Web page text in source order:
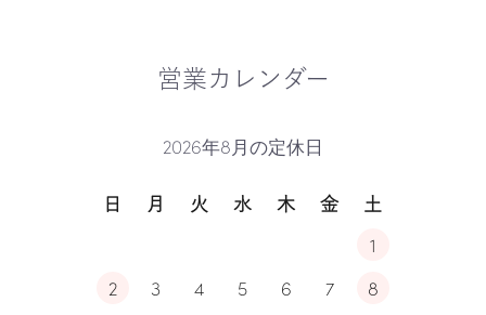
営業カレンダー
2026年8月の定休日
日 月 火 水 木 金 土
1
2
3 4 5 6 7
8